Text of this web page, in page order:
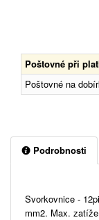
Poštovné při
Poštovné na
Podrobnosti
Svorkovnice -
mm2. Max.